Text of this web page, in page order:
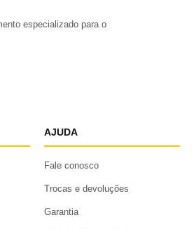
especializado para o
AJUDA
Fale conosco
Trocas e devoluções
Garantia